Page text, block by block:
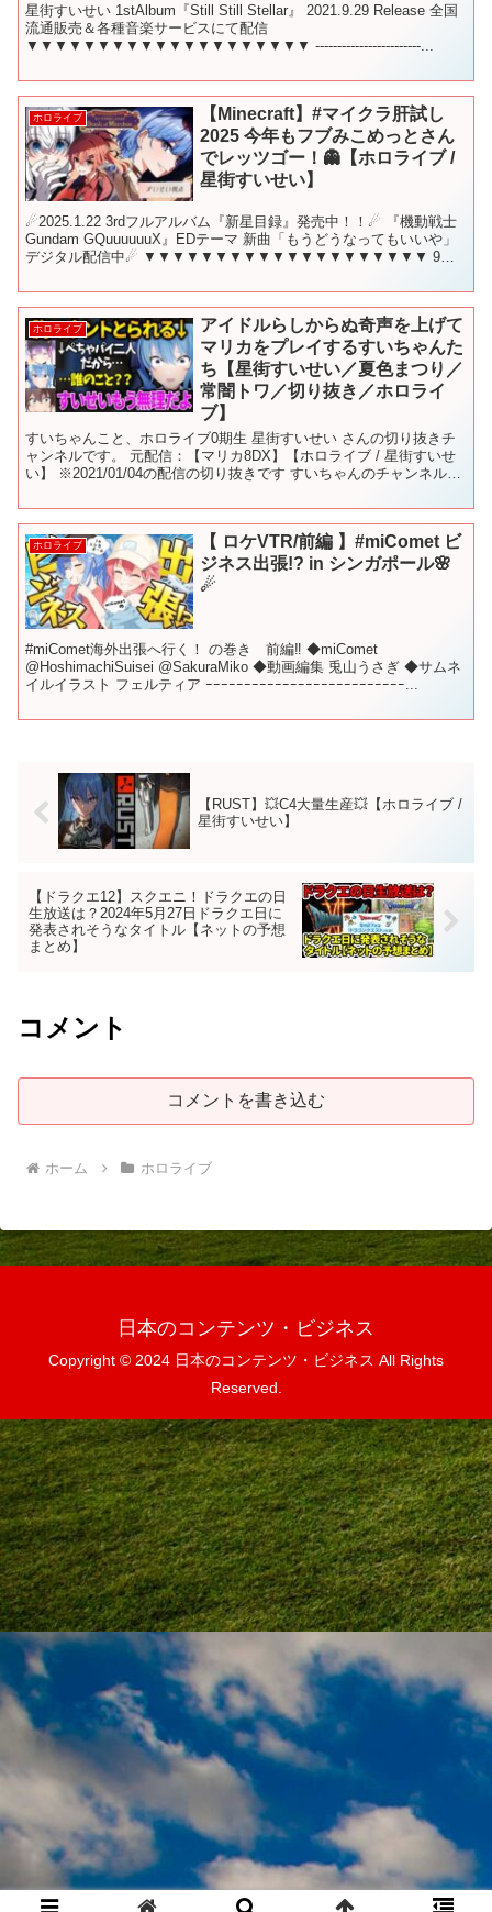
星街すいせい 1stAlbum『Still Still Stellar』 2021.9.29 Release 全国
流通販売＆各種音楽サービスにて配信
▼▼▼▼▼▼▼▼▼▼▼▼▼▼▼▼▼▼▼▼ ------------------------...
ホロライブ
【Minecraft】#マイクラ肝試し
2025 今年もフブみこめっとさん
でレッツゴー！👻【ホロライブ /
星街すいせい】
☄2025.1.22 3rdフルアルバム『新星目録』発売中！！☄ 『機動戦士
Gundam GQuuuuuuX』EDテーマ 新曲「もうどうなってもいいや」
デジタル配信中☄ ▼▼▼▼▼▼▼▼▼▼▼▼▼▼▼▼▼▼▼▼ 9月
ホロライブ
アイドルらしからぬ奇声を上げて
マリカをプレイするすいちゃんた
ち【星街すいせい／夏色まつり／
常闇トワ／切り抜き／ホロライ
ブ】
すいちゃんこと、ホロライブ0期生 星街すいせい さんの切り抜きチ
ャンネルです。 元配信：【マリカ8DX】【ホロライブ / 星街すいせ
い】 ※2021/01/04の配信の切り抜きです すいちゃんのチャンネルを
ホロライブ
【 ロケVTR/前編 】#miComet ビ
ジネス出張!? in シンガポール🌸
☄
#miComet海外出張へ行く！ の巻き 前編‼ ◆miComet
@HoshimachiSuisei @SakuraMiko ◆動画編集 兎山うさぎ ◆サムネ
イルイラスト フェルティア ｰｰｰｰｰｰｰｰｰｰｰｰｰｰｰｰｰｰｰｰｰｰｰｰｰｰ...
【RUST】💥C4大量生産💥【ホロライブ /
星街すいせい】
【ドラクエ12】スクエニ！ドラクエの日
生放送は？2024年5月27日ドラクエ日に
発表されそうなタイトル【ネットの予想
まとめ】
コメント
コメントを書き込む
ホーム ホロライブ
日本のコンテンツ・ビジネス
Copyright © 2024 日本のコンテンツ・ビジネス All Rights
Reserved.